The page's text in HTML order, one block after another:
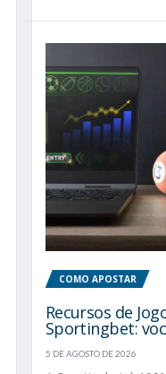
COMO APOSTAR
Recursos de
Sportingbet:
5 DE AGOSTO DE 2026